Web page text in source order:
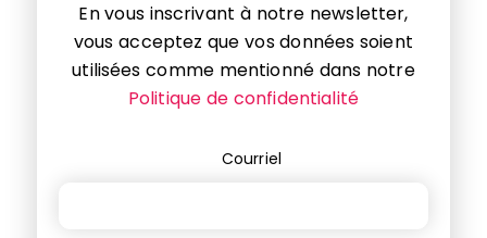
En vous inscrivant à notre newsletter,
vous acceptez que vos données soient
utilisées comme mentionné dans notre
Politique de confidentialité
Courriel